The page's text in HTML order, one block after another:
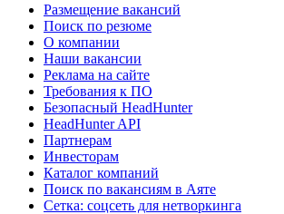
Размещение вакансий
Поиск по резюме
О компании
Наши вакансии
Реклама на сайте
Требования к ПО
Безопасный HeadHunter
HeadHunter API
Партнерам
Инвесторам
Каталог компаний
Поиск по вакансиям в Аяте
Сетка: соцсеть для нетворкинга